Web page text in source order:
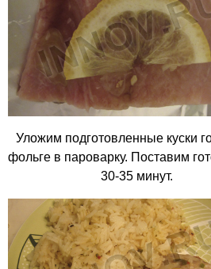
Уложим подготовленные куски
фольге в пароварку. Поставим
30-35 минут.